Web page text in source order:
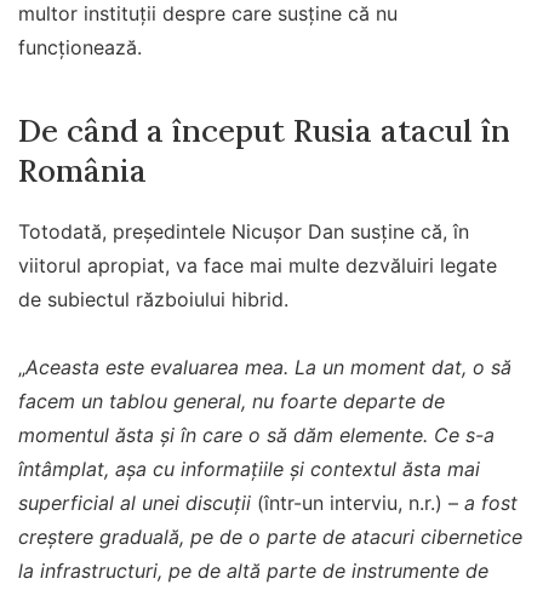
multor instituții despre care susține că nu
funcționează.
De când a început Rusia atacul în
România
Totodată, președintele Nicușor Dan susține că, în
viitorul apropiat, va face mai multe dezvăluiri legate
de subiectul războiului hibrid.
„Aceasta este evaluarea mea. La un moment dat, o să
facem un tablou general, nu foarte departe de
momentul ăsta și în care o să dăm elemente. Ce s-a
întâmplat, așa cu informațiile și contextul ăsta mai
superficial al unei discuții (într-un interviu, n.r.) – a fost
creștere graduală, pe de o parte de atacuri cibernetice
la infrastructuri, pe de altă parte de instrumente de